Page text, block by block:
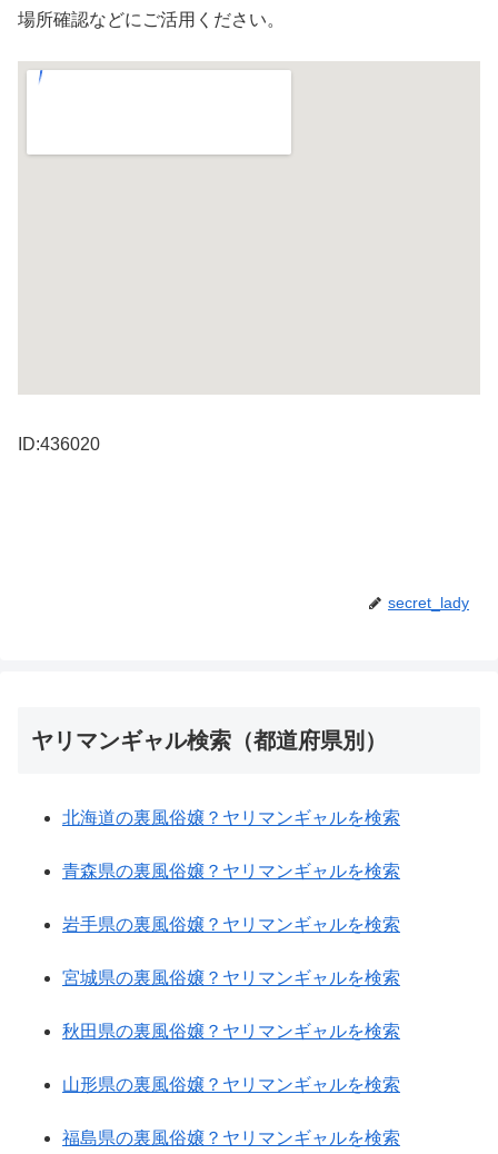
場所確認などにご活用ください。
ID:436020
secret_lady
ヤリマンギャル検索（都道府県別）
北海道の裏風俗嬢？ヤリマンギャルを検索
青森県の裏風俗嬢？ヤリマンギャルを検索
岩手県の裏風俗嬢？ヤリマンギャルを検索
宮城県の裏風俗嬢？ヤリマンギャルを検索
秋田県の裏風俗嬢？ヤリマンギャルを検索
山形県の裏風俗嬢？ヤリマンギャルを検索
福島県の裏風俗嬢？ヤリマンギャルを検索